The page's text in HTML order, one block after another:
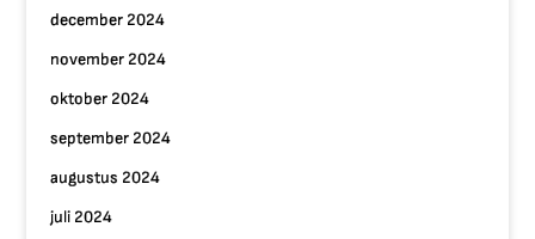
december 2024
november 2024
oktober 2024
september 2024
augustus 2024
juli 2024